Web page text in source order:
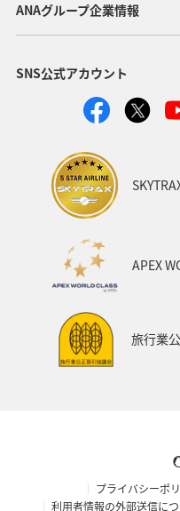
ANAグループ企業情報
SNS公式アカウント
APEX
旅行業
プライバシーポ
利用者情報の外部送信に